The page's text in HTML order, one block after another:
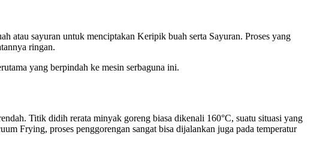
atau sayuran untuk menciptakan Keripik buah serta Sayuran. Proses yang
ringan.
yang berpindah ke mesin serbaguna ini.
Titik didih rerata minyak goreng biasa dikenali 160°C, suatu situasi yang
Frying, proses penggorengan sangat bisa dijalankan juga pada temperatur